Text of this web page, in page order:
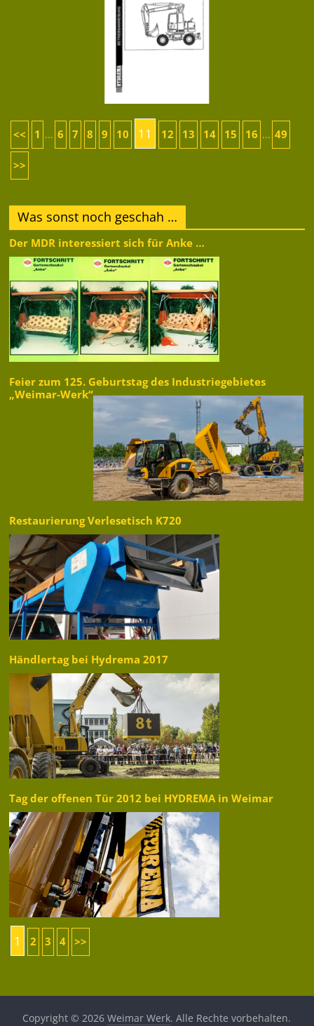
<< 1 ... 6 7 8 9 10 11 12 13 14 15 16 ... 49
>>
Was sonst noch geschah …
Der MDR interessiert sich für Anke …
Feier zum 125. Geburtstag des Industriegebietes
„Weimar-Werk“
Restaurierung Verlesetisch K720
Händlertag bei Hydrema 2017
Tag der offenen Tür 2012 bei HYDREMA in Weimar
1 2 3 4 >>
Copyright © 2026Weimar Werk. Alle Rechte vorbehalten.